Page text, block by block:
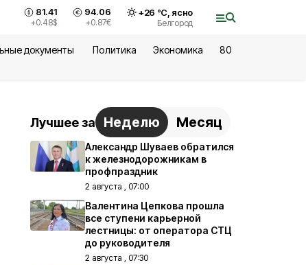
81.41
+0.48$
94.06
+0.87€
+26 °С, ясно
Белгород
документы Политика Экономика
80
Лучшее за Неделю Месяц
Александр Шуваев обратился
к железнодорожникам в
профпраздник
2 августа , 07:00
Валентина Цепкова прошла
все ступени карьерной
лестницы: от оператора СТЦ
до руководителя
2 августа , 07:30